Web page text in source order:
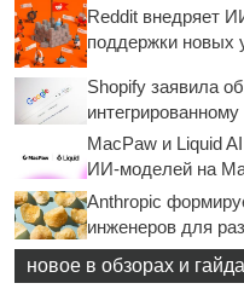
Reddit внедряет
поддержки новых
Shopify заявила
MacPaw и Liquid
ИИ-моделей на
Anthropic
инженеров для
новое в обзорах и